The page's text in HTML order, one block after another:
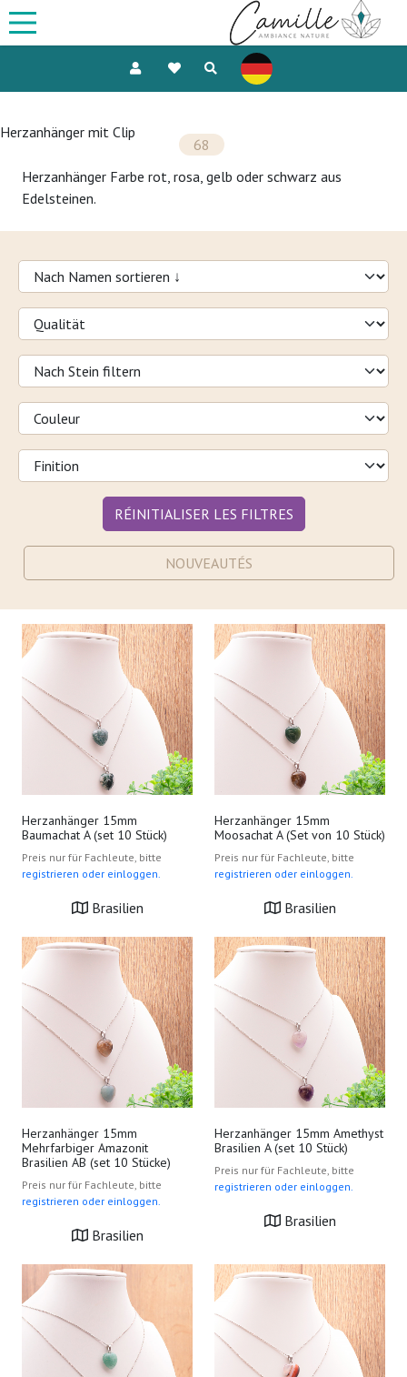
Herzanhänger mit Clip
68
Herzanhänger Farbe rot, rosa, gelb oder schwarz aus
Edelsteinen.
RÉINITIALISER LES FILTRES
NOUVEAUTÉS
Herzanhänger 15mm
Baumachat A (set 10 Stück)
Preis nur für Fachleute, bitte
registrieren oder einloggen.
Brasilien
Herzanhänger 15mm
Moosachat A (Set von 10 Stück)
Preis nur für Fachleute, bitte
registrieren oder einloggen.
Brasilien
Herzanhänger 15mm
Mehrfarbiger Amazonit
Brasilien AB (set 10 Stücke)
Preis nur für Fachleute, bitte
registrieren oder einloggen.
Brasilien
Herzanhänger 15mm Amethyst
Brasilien A (set 10 Stück)
Preis nur für Fachleute, bitte
registrieren oder einloggen.
Brasilien